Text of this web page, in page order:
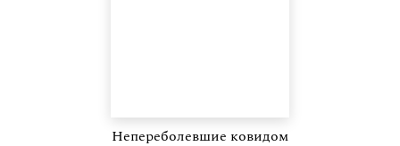
Непереболевшие ковидом